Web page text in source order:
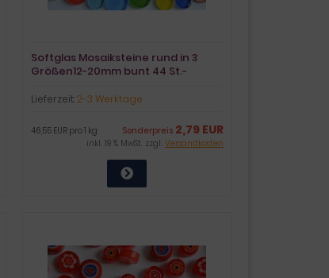
Softglas Mosaiksteine rund in 3
Größen12-20mm bunt 44 St.-
Lieferzeit:2-3 Werktage
Sonderpreis 2,79 EUR
46,55 EUR pro 1 kg
inkl. 19 % MwSt. zzgl. Versandkosten